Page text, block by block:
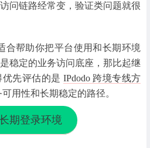
问链路经常变，验证类问题就很
合帮助你把平台使用和长期环境
稳定的业务访问底座，那比起继
先评估的是 IPdodo 跨境专线方
用性和长期稳定的路径。
期登录环境